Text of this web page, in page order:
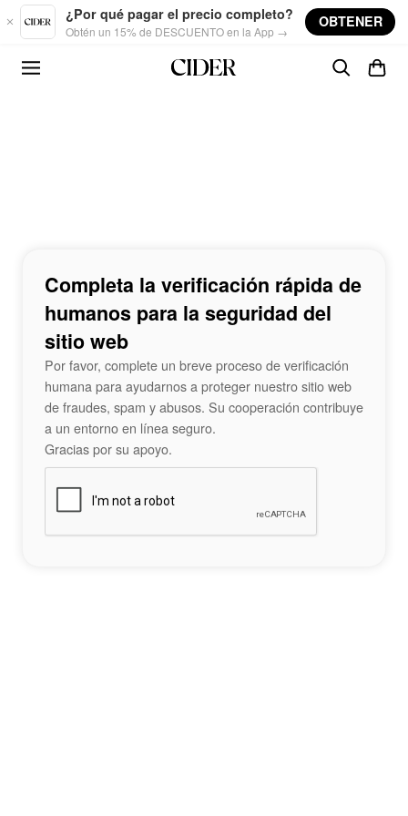
Skip to main content
¿Por qué pagar el precio completo?
Obtén un 15% de DESCUENTO en la App →
OBTENER
Completa la verificación rápida de
humanos para la seguridad del
sitio web
Por favor, complete un breve proceso de verificación
humana para ayudarnos a proteger nuestro sitio web
de fraudes, spam y abusos. Su cooperación contribuye
a un entorno en línea seguro.
Gracias por su apoyo.